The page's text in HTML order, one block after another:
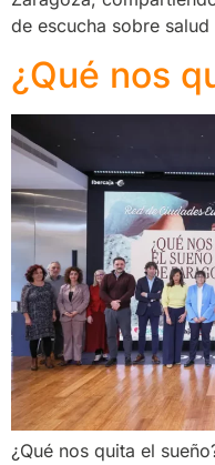
de escucha sobre salud
¿Qué nos
¿Qué nos quita el